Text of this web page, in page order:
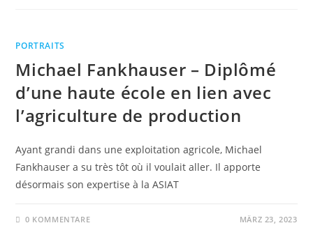
PORTRAITS
Michael Fankhauser – Diplômé
d’une haute école en lien avec
l’agriculture de production
Ayant grandi dans une exploitation agricole, Michael
Fankhauser a su très tôt où il voulait aller. Il apporte
désormais son expertise à la ASIAT
0 KOMMENTARE MÄRZ 23, 2023